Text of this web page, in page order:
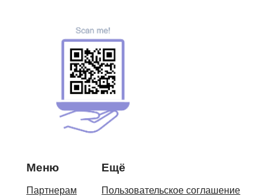
Меню
Партнерам
Ещё
Пользовательское соглашение